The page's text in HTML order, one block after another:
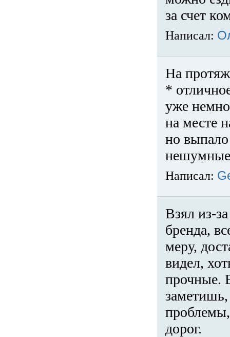
за счет
Написал:
На
*
уже
на месте
но
нешумные
Написал:
Взял из-
бренда,
меру,
видел,
прочные.
проблемы,
дорог.